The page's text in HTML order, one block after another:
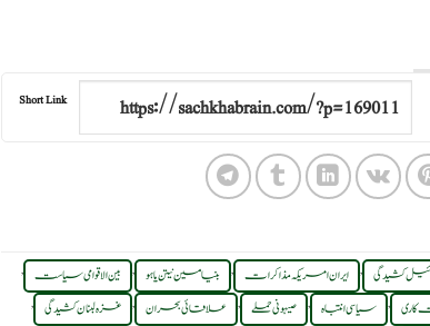
Short Link
کشیدگی , ایران امریکہ مذاکرات , بنیامین نیتن یاہو , بین الاقوامی سیاست ,
کاری , سیاسی انتباہ , صیہونی حملے , علاقائی بحران , غزہ لبنان کشیدگی ,